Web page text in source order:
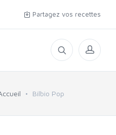
Partagez vos recettes
Bilbio Pop